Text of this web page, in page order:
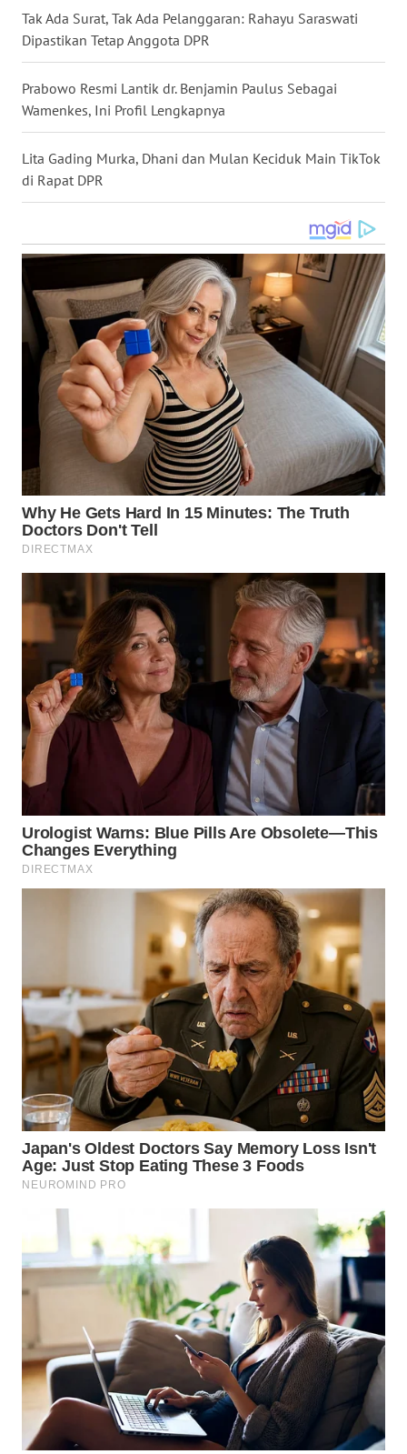
Tak Ada Surat, Tak Ada Pelanggaran: Rahayu Saraswati
Dipastikan Tetap Anggota DPR
Prabowo Resmi Lantik dr. Benjamin Paulus Sebagai
Wamenkes, Ini Profil Lengkapnya
Lita Gading Murka, Dhani dan Mulan Keciduk Main TikTok
di Rapat DPR
WN
NUSANTARA
WN
JOGJA
WN
JATIM
BALI
WN
KALBAR
WN
KALTENG
KALTARA
WN
KALSEL
WN
SULSEL
WN
GORONTALO
WN
SULUT
WN
MALUKU
DAIRI
WN
DANAU
TOBA
WN
WN
LANGKAT
WN
TAPANULI
SELATAN
WN
TANJUNG
LESUNG
WN
KARO